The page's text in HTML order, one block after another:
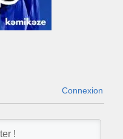
Connexion